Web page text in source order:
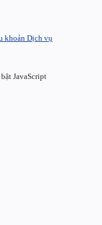
khoản Dịch vụ
JavaScript